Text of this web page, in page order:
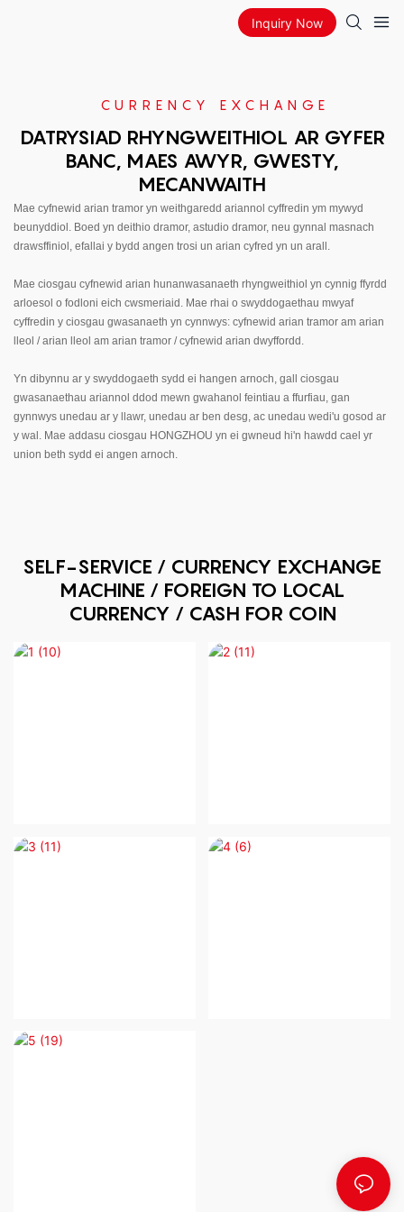
Inquiry Now
CURRENCY EXCHANGE
DATRYSIAD RHYNGWEITHIOL AR GYFER
BANC, MAES AWYR, GWESTY,
MECANWAITH
Mae cyfnewid arian tramor yn weithgaredd ariannol cyffredin ym mywyd
beunyddiol. Boed yn deithio dramor, astudio dramor, neu gynnal masnach
drawsffiniol, efallai y bydd angen trosi un arian cyfred yn un arall.
Mae ciosgau cyfnewid arian hunanwasanaeth rhyngweithiol yn cynnig ffyrdd
arloesol o fodloni eich cwsmeriaid. Mae rhai o swyddogaethau mwyaf
cyffredin y ciosgau gwasanaeth yn cynnwys: cyfnewid arian tramor am arian
lleol / arian lleol am arian tramor / cyfnewid arian dwyffordd.
Yn dibynnu ar y swyddogaeth sydd ei hangen arnoch, gall ciosgau
gwasanaethau ariannol ddod mewn gwahanol feintiau a ffurfiau, gan
gynnwys unedau ar y llawr, unedau ar ben desg, ac unedau wedi'u gosod ar
y wal. Mae addasu ciosgau HONGZHOU yn ei gwneud hi'n hawdd cael yr
union beth sydd ei angen arnoch.
SELF-SERVICE / CURRENCY EXCHANGE
MACHINE / FOREIGN TO LOCAL
CURRENCY / CASH FOR COIN